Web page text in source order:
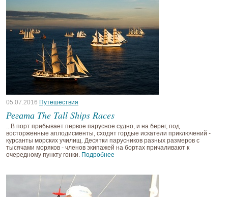
05.07.2016 Путешествия
Регата The Tall Ships Races
...В порт прибывает первое парусное судно, и на берег, под
восторженные аплодисменты, сходят гордые искатели приключений -
курсанты морских училищ. Десятки парусников разных размеров с
тысячами моряков - членов экипажей на бортах причаливают к
очередному пункту гонки. Подробнее